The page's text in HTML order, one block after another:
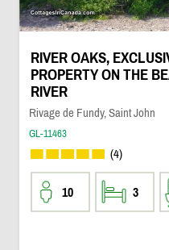
RIVER OAKS,
PROPERTY ON THE
RIVER
Rivage de Fundy, Saint John
GL-11463
(4)
10 3